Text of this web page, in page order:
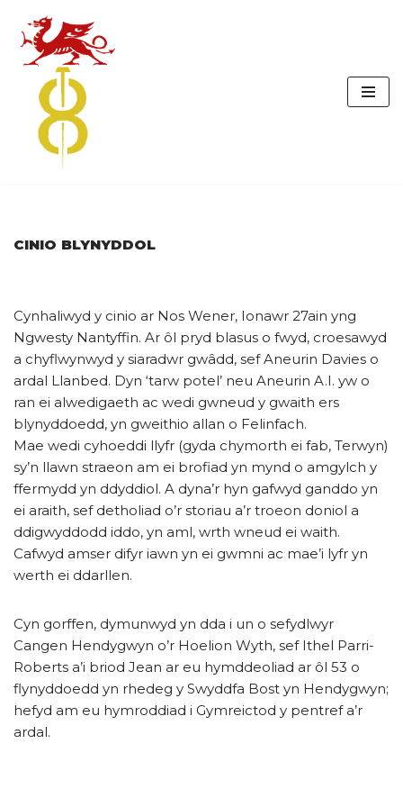
Skip
to
content
CINIO BLYNYDDOL
Cynhaliwyd y cinio ar Nos Wener, Ionawr 27ain yng
Ngwesty Nantyffin. Ar ôl pryd blasus o fwyd, croesawyd
a chyflwynwyd y siaradwr gwâdd, sef Aneurin Davies o
ardal Llanbed. Dyn ‘tarw potel’ neu Aneurin A.I. yw o
ran ei alwedigaeth ac wedi gwneud y gwaith ers
blynyddoedd, yn gweithio allan o Felinfach.
Mae wedi cyhoeddi llyfr (gyda chymorth ei fab, Terwyn)
sy’n llawn straeon am ei brofiad yn mynd o amgylch y
ffermydd yn ddyddiol. A dyna’r hyn gafwyd ganddo yn
ei araith, sef detholiad o’r storiau a’r troeon doniol a
ddigwyddodd iddo, yn aml, wrth wneud ei waith.
Cafwyd amser difyr iawn yn ei gwmni ac mae’i lyfr yn
werth ei ddarllen.
Cyn gorffen, dymunwyd yn dda i un o sefydlwyr
Cangen Hendygwyn o’r Hoelion Wyth, sef Ithel Parri-
Roberts a’i briod Jean ar eu hymddeoliad ar ôl 53 o
flynyddoedd yn rhedeg y Swyddfa Bost yn Hendygwyn;
hefyd am eu hymroddiad i Gymreictod y pentref a’r
ardal.